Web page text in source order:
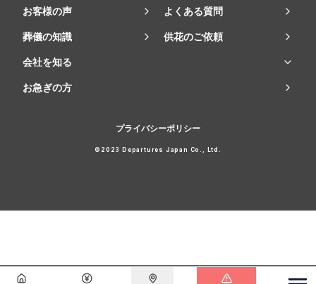
会員登録で 最大15万円割引
お客様の声 よくある質問
葬儀の知識 供花のご依頼
会社を知る
お急ぎの方
プライバシーポリシー
©2023 Departures Japan Co., Ltd.